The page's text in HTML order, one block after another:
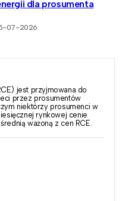
dla prosumenta
07-2026
jest przyjmowana do
przez prosumentów
niektórzy prosumenci w
rynkowej cenie
ważoną z cen RCE.